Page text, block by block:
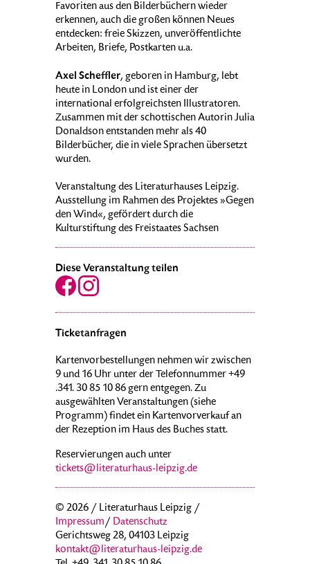
Favoriten aus den Bilderbüchern wieder
erkennen, auch die großen können Neues
entdecken: freie Skizzen, unveröffentlichte
Arbeiten, Briefe, Postkarten u.a.
Axel Scheffler, geboren in Hamburg, lebt
heute in London und ist einer der
international erfolgreichsten Illustratoren.
Zusammen mit der schottischen Autorin Julia
Donaldson entstanden mehr als 40
Bilderbücher, die in viele Sprachen übersetzt
wurden.
Veranstaltung des Literaturhauses Leipzig.
Ausstellung im Rahmen des Projektes »Gegen
den Wind«, gefördert durch die
Kulturstiftung des Freistaates Sachsen
Diese Veranstaltung teilen
Ticketanfragen
Kartenvorbestellungen nehmen wir zwischen
9 und 16 Uhr unter der Telefonnummer +49
.341. 30 85 10 86 gern entgegen. Zu
ausgewählten Veranstaltungen (siehe
Programm) findet ein Kartenvorverkauf an
der Rezeption im Haus des Buches statt.
Reservierungen auch unter
tickets@literaturhaus-leipzig.de
© 2026 / Literaturhaus Leipzig /
Impressum/ Datenschutz
Gerichtsweg 28, 04103 Leipzig
kontakt@literaturhaus-leipzig.de